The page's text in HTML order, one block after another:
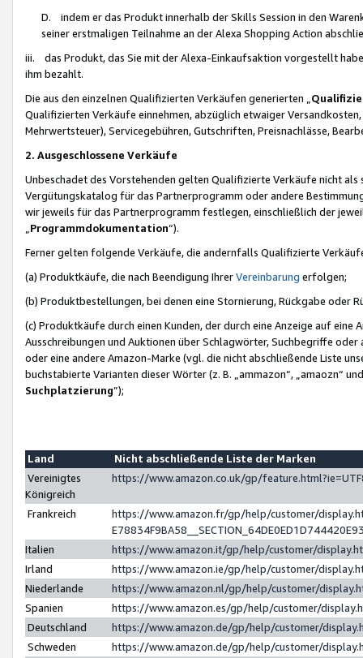
D. indem er das Produkt innerhalb der Skills Session in den
seiner erstmaligen Teilnahme an der Alexa Shopping Action
iii. das Produkt, das Sie mit der Alexa-Einkaufsaktion vorgestellt
ihm bezahlt.
Die aus den einzelnen Qualifizierten Verkäufen generierten „
Qualifizierten Verkäufe einnehmen, abzüglich etwaiger
Mehrwertsteuer), Servicegebühren, Gutschriften, Preisnachlässe,
2. Ausgeschlossene Verkäufe
Unbeschadet des Vorstehenden gelten Qualifizierte Verkäufe nicht
Vergütungskatalog für das Partnerprogramm oder andere
wir jeweils für das Partnerprogramm festlegen, einschließlich der
Programmdokumentation“).
Ferner gelten folgende Verkäufe, die andernfalls Qualifizierte
(a) Produktkäufe, die nach Beendigung IhrerVereinbarung erfolgen;
(b) Produktbestellungen, bei denen eine Stornierung, Rückgabe oder
(c) Produktkäufe durch einen Kunden, der durch eine Anzeige auf
Ausschreibungen und Auktionen über Schlagwörter, Suchbegriffe
oder eine andere Amazon-Marke (vgl. die nicht abschließende Liste
buchstabierte Varianten dieser Wörter (z. B. „ammazon“, „amaozn“
Suchplatzierung”);
Land
Nicht abschließende Liste der Marken
Vereinigtes
Königreich
https://www.amazon.co.uk/gp/
Frankreich
https://www.amazon.fr/gp/help/customer/
Italien
https://www.amazon.it/gp/help/customer/
Irland
https://www.amazon.ie/gp/help/customer/
Niederlande
https://www.amazon.nl/gp/help/customer/
Spanien
https://www.amazon.es/gp/help/customer/
Deutschland
https://www.amazon.de/gp/help/customer/
Schweden
https://www.amazon.de/gp/help/customer/